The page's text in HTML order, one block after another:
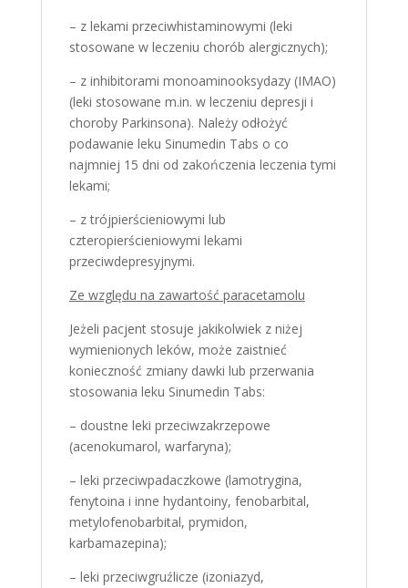
– z lekami przeciwhistaminowymi (leki
stosowane w leczeniu chorób alergicznych);
– z inhibitorami monoaminooksydazy (IMAO)
(leki stosowane m.in. w leczeniu depresji i
choroby Parkinsona). Należy odłożyć
podawanie leku Sinumedin Tabs o co
najmniej 15 dni od zakończenia leczenia tymi
lekami;
– z trójpierścieniowymi lub
czteropierścieniowymi lekami
przeciwdepresyjnymi.
Ze względu na zawartość paracetamolu
Jeżeli pacjent stosuje jakikolwiek z niżej
wymienionych leków, może zaistnieć
konieczność zmiany dawki lub przerwania
stosowania leku Sinumedin Tabs:
– doustne leki przeciwzakrzepowe
(acenokumarol, warfaryna);
– leki przeciwpadaczkowe (lamotrygina,
fenytoina i inne hydantoiny, fenobarbital,
metylofenobarbital, prymidon,
karbamazepina);
– leki przeciwgruźlicze (izoniazyd,